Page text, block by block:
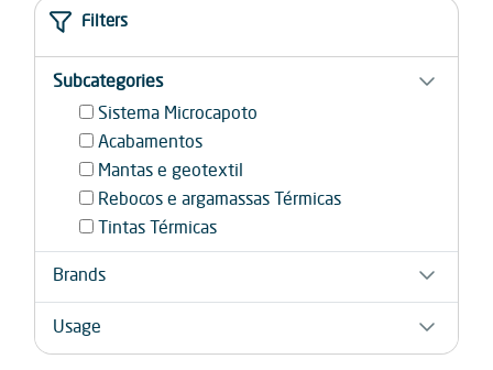
Filters
Subcategories
Sistema Microcapoto
Acabamentos
Mantas e geotextil
Rebocos e argamassas Térmicas
Tintas Térmicas
Brands
Atria
Azichem
Usage
End-user